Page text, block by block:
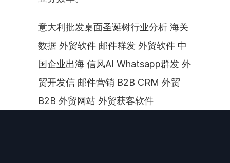
意大利批发桌面圣诞树行业分析 海关
数据 外贸软件 邮件群发 外贸软件 中
国企业出海 信风AI Whatsapp群发 外
贸开发信 邮件营销 B2B CRM 外贸
B2B 外贸网站 外贸获客软件